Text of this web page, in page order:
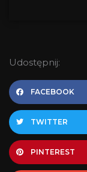
Udostępnij:
FACEBOOK
TWITTER
PINTEREST